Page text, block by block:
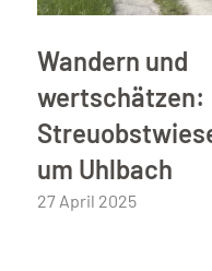
Wandern und
wertschätzen:
um Uhlbach
27 April 2025